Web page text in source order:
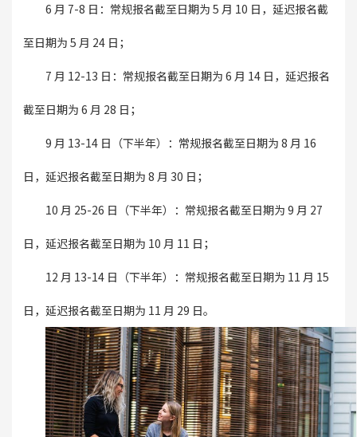
6 月 7-8 日：常规报名截至日期为 5 月 10 日，延迟报名截
至日期为 5 月 24 日；
7 月 12-13 日：常规报名截至日期为 6 月 14 日，延迟报名
截至日期为 6 月 28 日；
9 月 13-14 日（下半年）：常规报名截至日期为 8 月 16
日，延迟报名截至日期为 8 月 30 日；
10 月 25-26 日（下半年）：常规报名截至日期为 9 月 27
日，延迟报名截至日期为 10 月 11 日；
12 月 13-14 日（下半年）：常规报名截至日期为 11 月 15
日，延迟报名截至日期为 11 月 29 日。